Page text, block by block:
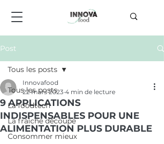
Post
Tous les posts
La foodtech
La fraîche découpe
Consommer mieux
Tous les posts
9 APPLICATIONS
INDISPENSABLES POUR UNE
ALIMENTATION PLUS DURABLE
Innovafood
22 mars 2023 4 min de lecture